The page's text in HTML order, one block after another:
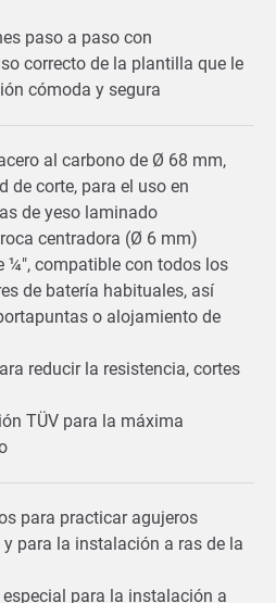
paso a paso con
correcto de la plantilla que le
cómoda y segura
al carbono de Ø 68 mm,
de corte, para el uso en
de yeso laminado
centradora (Ø 6 mm)
¼", compatible con todos los
de batería habituales, así
o alojamiento de
reducir la resistencia, cortes
TÜV para la máxima
para practicar agujeros
para la instalación a ras de la
para la instalación a